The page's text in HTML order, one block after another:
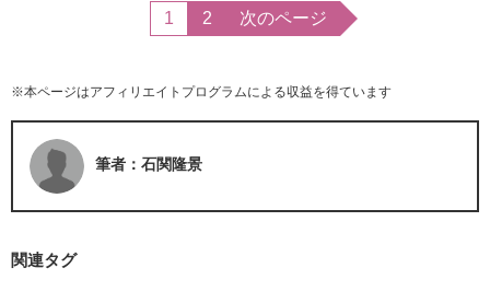
1 2 次のページ
※本ページはアフィリエイトプログラムによる収益を得ています
筆者：石関隆景
関連タグ